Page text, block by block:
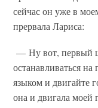
сейчас он уже в
прервала Лариса:
— Ну вот, первый
останавливаться
языком и двигайте
она и двигала моей